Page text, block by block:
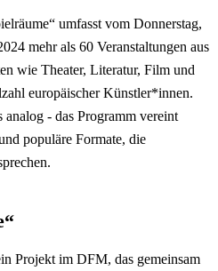
umfasst vom Donnerstag,
mehr als 60 Veranstaltungen aus
wie Theater, Literatur, Film und
europäischer Künstler*innen.
- das Programm vereint
populäre Formate, die
Projekt im DFM, das gemeinsam